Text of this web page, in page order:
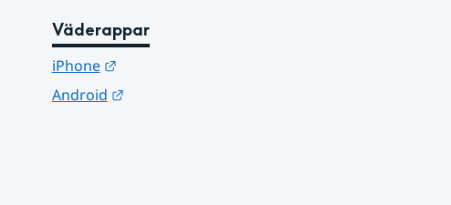
Väderappar
iPhone
Länk till annan webbplats.
Android
Länk till annan webbplats.